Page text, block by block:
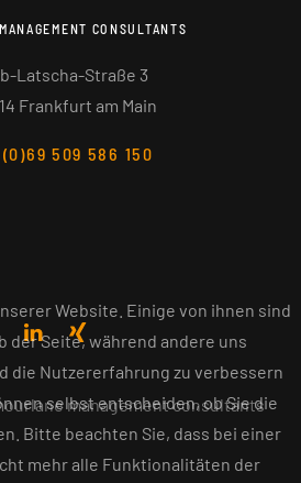
CONSULTANTS
Latscha-Straße 3
Frankfurt am Main
509 586 150
management consultants
Website. Einige von ihnen sind
der Seite, während andere uns
die Nutzererfahrung zu verbessern
selbst entscheiden, ob Sie die
Bitte beachten Sie, dass bei einer
mehr alle Funktionalitäten der